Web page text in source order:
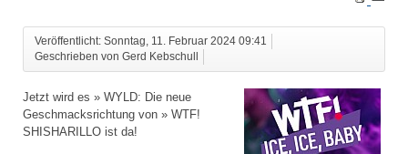
Veröffentlicht: Sonntag, 11. Februar 2024 09:41
Geschrieben von Gerd Kebschull
Jetzt wird es » WYLD: Die neue
Geschmacksrichtung von » WTF!
SHISHARILLO ist da!